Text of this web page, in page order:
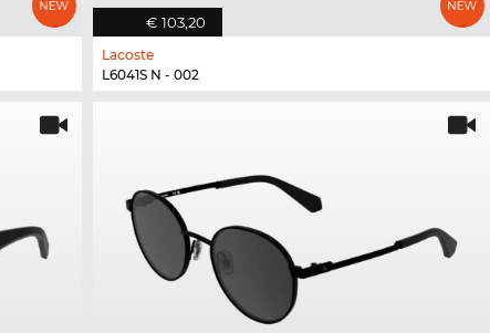
€ 103,20
Lacoste
L6041S N - 002